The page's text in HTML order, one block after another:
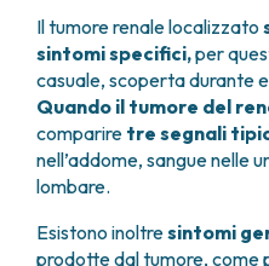
Il tumore renale localizzato
sintomi specifici,per
casuale, scoperta durante
Quando il tumore del
comparire tre segnali
nell’addome, sangue nelle
lombare.
Esistono inoltresintomi
prodotte dal tumore, come